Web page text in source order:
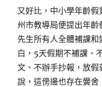
又好比，中小學年齡
州市教導局便提出年
先生所有人全體補課
白，5天假期不補課、
文、不辦手抄報，放
說，這傍邊也存在黌